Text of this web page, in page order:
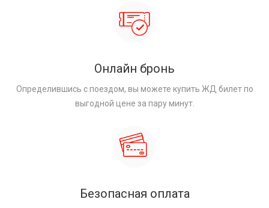
Онлайн бронь
Определившись с поездом, вы можете купить ЖД билет по
выгодной цене за пару минут.
Безопасная оплата